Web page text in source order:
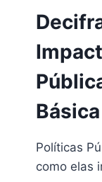
Políticas
como elas